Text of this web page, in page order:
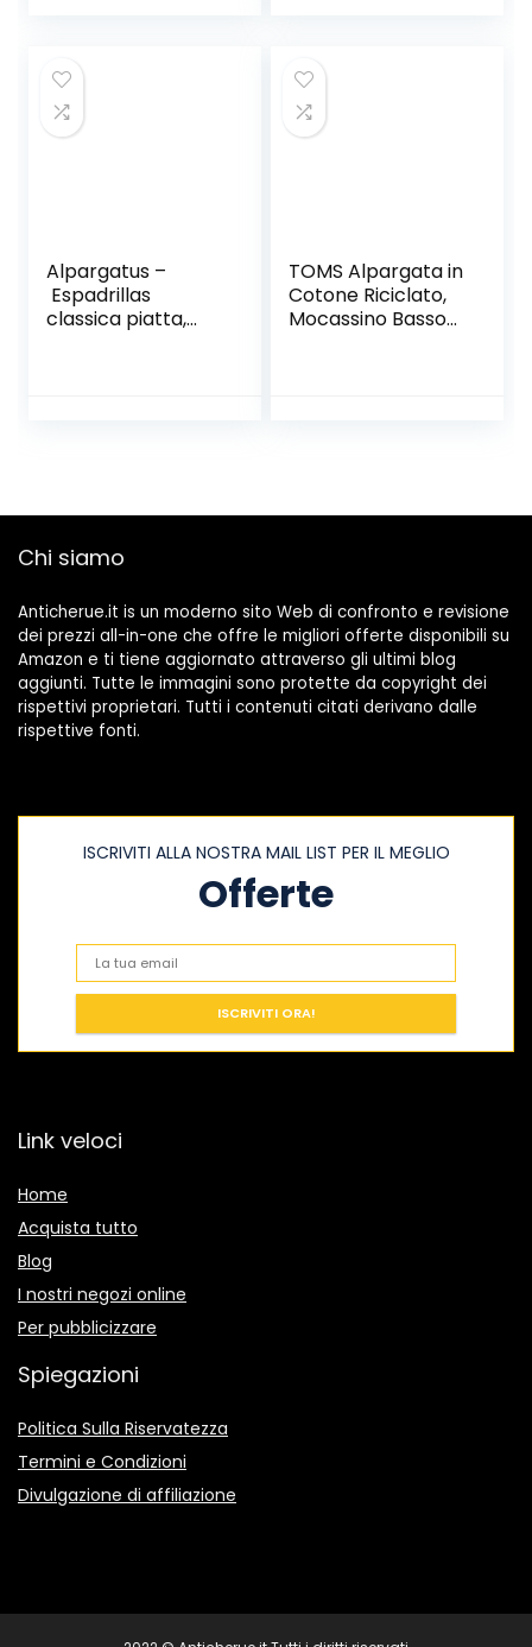
Marrone, Blu Navy
e Kaki
Alpargatus –
Espadrillas
classica piatta,
TOMS Alpargata in
Cotone Riciclato,
Mocassino Basso
Chi siamo
Anticherue.it is un moderno sito Web di confronto e revisione
dei prezzi all-in-one che offre le migliori offerte disponibili su
Amazon e ti tiene aggiornato attraverso gli ultimi blog
aggiunti. Tutte le immagini sono protette da copyright dei
rispettivi proprietari. Tutti i contenuti citati derivano dalle
rispettive fonti.
ISCRIVITI ALLA NOSTRA MAIL LIST PER IL MEGLIO
Offerte
Link veloci
Home
Acquista tutto
Blog
I nostri negozi online
Per pubblicizzare
Spiegazioni
Politica Sulla Riservatezza
Termini e Condizioni
Divulgazione di affiliazione